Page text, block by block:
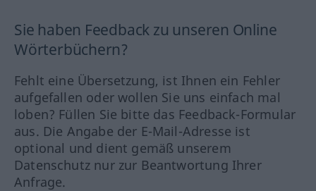
Sie haben Feedback zu unseren Online
Wörterbüchern?
Fehlt eine Übersetzung, ist Ihnen ein Fehler
aufgefallen oder wollen Sie uns einfach mal
loben? Füllen Sie bitte das Feedback-Formular
aus. Die Angabe der E-Mail-Adresse ist
optional und dient gemäß unserem
Datenschutz nur zur Beantwortung Ihrer
Anfrage.